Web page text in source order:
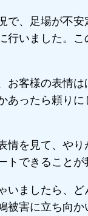
で、足場が不
行いました。
お客様の表情
あったら頼り
情を見て、や
トできること
いましたら、
被害に立ち向